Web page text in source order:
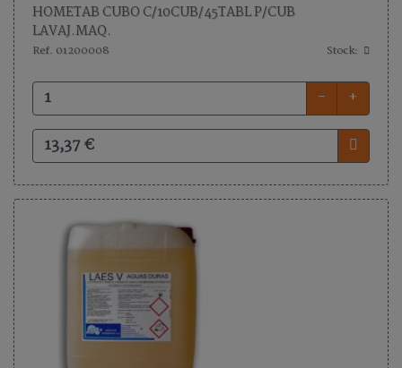
HOMETAB CUBO C/10CUB/45TABL P/CUB
LAVAJ.MAQ.
Ref. 01200008 Stock:
- +